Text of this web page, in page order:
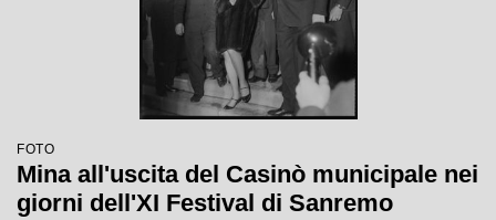
FOTO
Mina all'uscita del Casinò municipale nei
giorni dell'XI Festival di Sanremo